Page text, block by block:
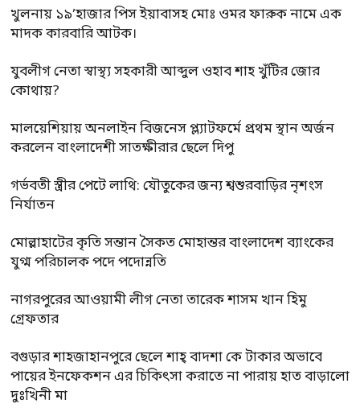
খুলনায় ১৯’হাজার পিস ইয়াবাসহ মোঃ ওমর ফারুক নামে এক
মাদক কারবারি আটক।
যুবলীগ নেতা স্বাস্থ্য সহকারী আব্দুল ওহাব শাহ খুঁটির জোর
কোথায়?
মালয়েশিয়ায় অনলাইন বিজনেস প্ল্যাটফর্মে প্রথম স্থান অর্জন
করলেন বাংলাদেশী সাতক্ষীরার ছেলে দিপু
গর্ভবতী স্ত্রীর পেটে লাথি: যৌতুকের জন্য শ্বশুরবাড়ির নৃশংস
নির্যাতন
মোল্লাহাটের কৃতি সন্তান সৈকত মোহান্তর বাংলাদেশ ব্যাংকের
যুগ্ম পরিচালক পদে পদোন্নতি
নাগরপুরের আওয়ামী লীগ নেতা তারেক শাসম খান হিমু
গ্রেফতার
বগুড়ার শাহজাহানপুরে ছেলে শাহ্ বাদশা কে টাকার অভাবে
পায়ের ইনফেকশন এর চিকিৎসা করাতে না পারায় হাত বাড়ালো
দুঃখিনী মা